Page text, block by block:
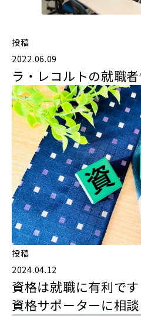
投稿
2022.06.09
ラ・レコルトの就職
投稿
2024.04.12
資格は就職に有利で
資格サポーターに相談